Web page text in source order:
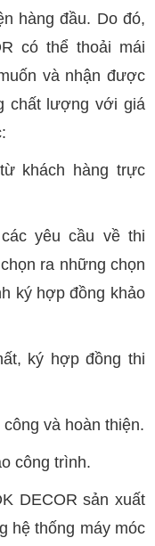
hàng đầu. Do đó,
có thể thoải mái
và nhận được
chất lượng với giá
khách hàng trực
yêu cầu về thi
ra những chọn
ký hợp đồng khảo
ký hợp đồng thi
và hoàn thiện.
công trình.
DECOR sản xuất
hệ thống máy móc